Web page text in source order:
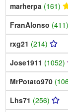
marherpa (161)
FranAlonso (411)
rxg21 (214)
Jose1911 (1052)
MrPotato970
Lhs71 (256)